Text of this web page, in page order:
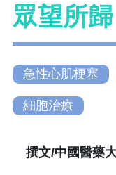
眾望所歸
急性心肌梗塞
細胞治療
撰文/中國醫藥